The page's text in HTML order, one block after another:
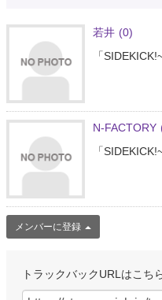
若井 (0)
「
N-FACTORY
「
メンバーに登録
トラックバックURLはこち